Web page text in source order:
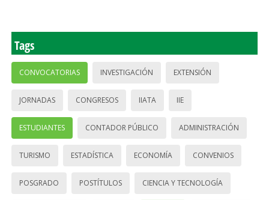
Tags
CONVOCATORIAS INVESTIGACIÓN EXTENSIÓN
JORNADAS CONGRESOS IIATA IIE
ESTUDIANTES CONTADOR PÚBLICO ADMINISTRACIÓN
TURISMO ESTADÍSTICA ECONOMÍA CONVENIOS
POSGRADO POSTÍTULOS CIENCIA Y TECNOLOGÍA